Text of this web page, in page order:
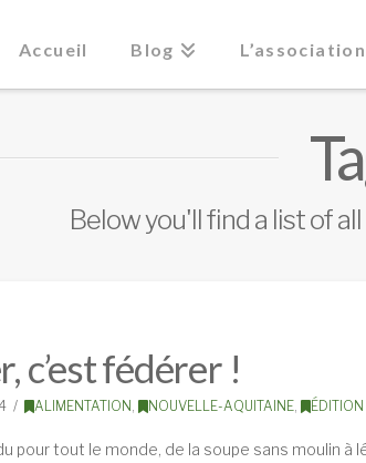
Accueil Blog L’association
Below you'll find a list of
c’est fédérer !
ALIMENTATION, NOUVELLE-AQUITAINE,
pour tout le monde, de la soupe sans moulin